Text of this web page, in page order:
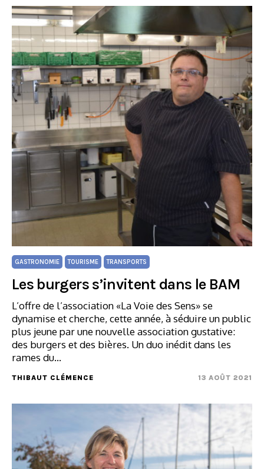
GASTRONOMIE TOURISME TRANSPORTS
Les burgers s’invitent dans le BAM
L’offre de l’association «La Voie des Sens» se
dynamise et cherche, cette année, à séduire un public
plus jeune par une nouvelle association gustative:
des burgers et des bières. Un duo inédit dans les
rames du…
THIBAUT CLÉMENCE 13 AOÛT 2021